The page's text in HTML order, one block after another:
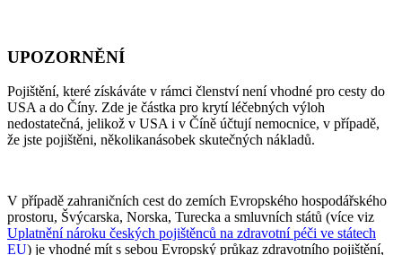
UPOZORNĚNÍ
Pojištění, které získáváte v rámci členství není vhodné pro cesty do
USA a do Číny. Zde je částka pro krytí léčebných výloh
nedostatečná, jelikož v USA i v Číně účtují nemocnice, v případě,
že jste pojištěni, několikanásobek skutečných nákladů.
V případě zahraničních cest do zemích Evropského hospodářského
prostoru, Švýcarska, Norska, Turecka a smluvních států (více viz
Uplatnění nároku českých pojištěnců na zdravotní péči ve státech
EU) je vhodné mít s sebou Evropský průkaz zdravotního pojištění,